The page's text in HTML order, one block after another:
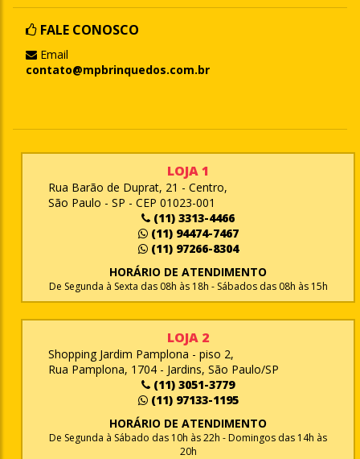
FALE CONOSCO
Email
contato@mpbrinquedos.com.br
LOJA 1
Rua Barão de Duprat, 21 - Centro,
São Paulo - SP - CEP 01023-001
(11) 3313-4466
(11) 94474-7467
(11) 97266-8304
HORÁRIO DE ATENDIMENTO
De Segunda à Sexta das 08h às 18h - Sábados das 08h às 15h
LOJA 2
Shopping Jardim Pamplona - piso 2,
Rua Pamplona, 1704 - Jardins, São Paulo/SP
(11) 3051-3779
(11) 97133-1195
HORÁRIO DE ATENDIMENTO
De Segunda à Sábado das 10h às 22h - Domingos das 14h às
20h